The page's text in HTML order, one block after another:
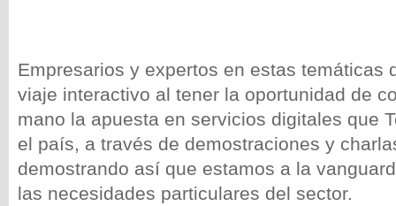
Empresarios y expertos en estas temáticas
viaje interactivo al tener la oportunidad de
mano la apuesta en servicios digitales que
el país, a través de demostraciones y
demostrando así que estamos a la
las necesidades particulares del sector.